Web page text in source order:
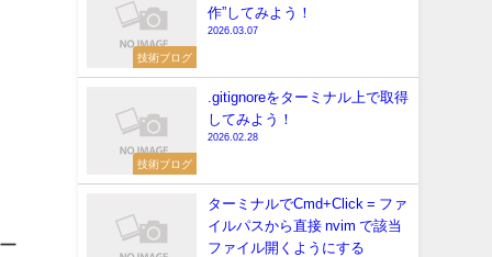
技術ブログ
作”してみよう！
2026.03.07
技術ブログ
.gitignoreをターミナル上で取得
してみよう！
2026.02.28
ターミナルでCmd+Click = ファ
イルパスから直接 nvim で該当
ファイル開くようにする